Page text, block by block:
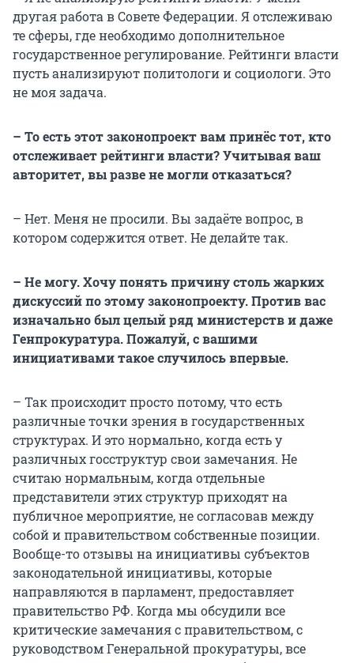
другая работа в Совете Федерации. Я отслеживаю
те сферы, где необходимо дополнительное
государственное регулирование. Рейтинги власти
пусть анализируют политологи и социологи. Это
не моя задача.
– То есть этот законопроект вам принёс тот, кто
отслеживает рейтинги власти? Учитывая ваш
авторитет, вы разве не могли отказаться?
– Нет. Меня не просили. Вы задаёте вопрос, в
котором содержится ответ. Не делайте так.
– Не могу. Хочу понять причину столь жарких
дискуссий по этому законопроекту. Против вас
изначально был целый ряд министерств и даже
Генпрокуратура. Пожалуй, с вашими
инициативами такое случилось впервые.
– Так происходит просто потому, что есть
различные точки зрения в государственных
структурах. И это нормально, когда есть у
различных госструктур свои замечания. Не
считаю нормальным, когда отдельные
представители этих структур приходят на
публичное мероприятие, не согласовав между
собой и правительством собственные позиции.
Вообще-то отзывы на инициативы субъектов
законодательной инициативы, которые
направляются в парламент, предоставляет
правительство РФ. Когда мы обсудили все
критические замечания с правительством, с
руководством Генеральной прокуратуры, все